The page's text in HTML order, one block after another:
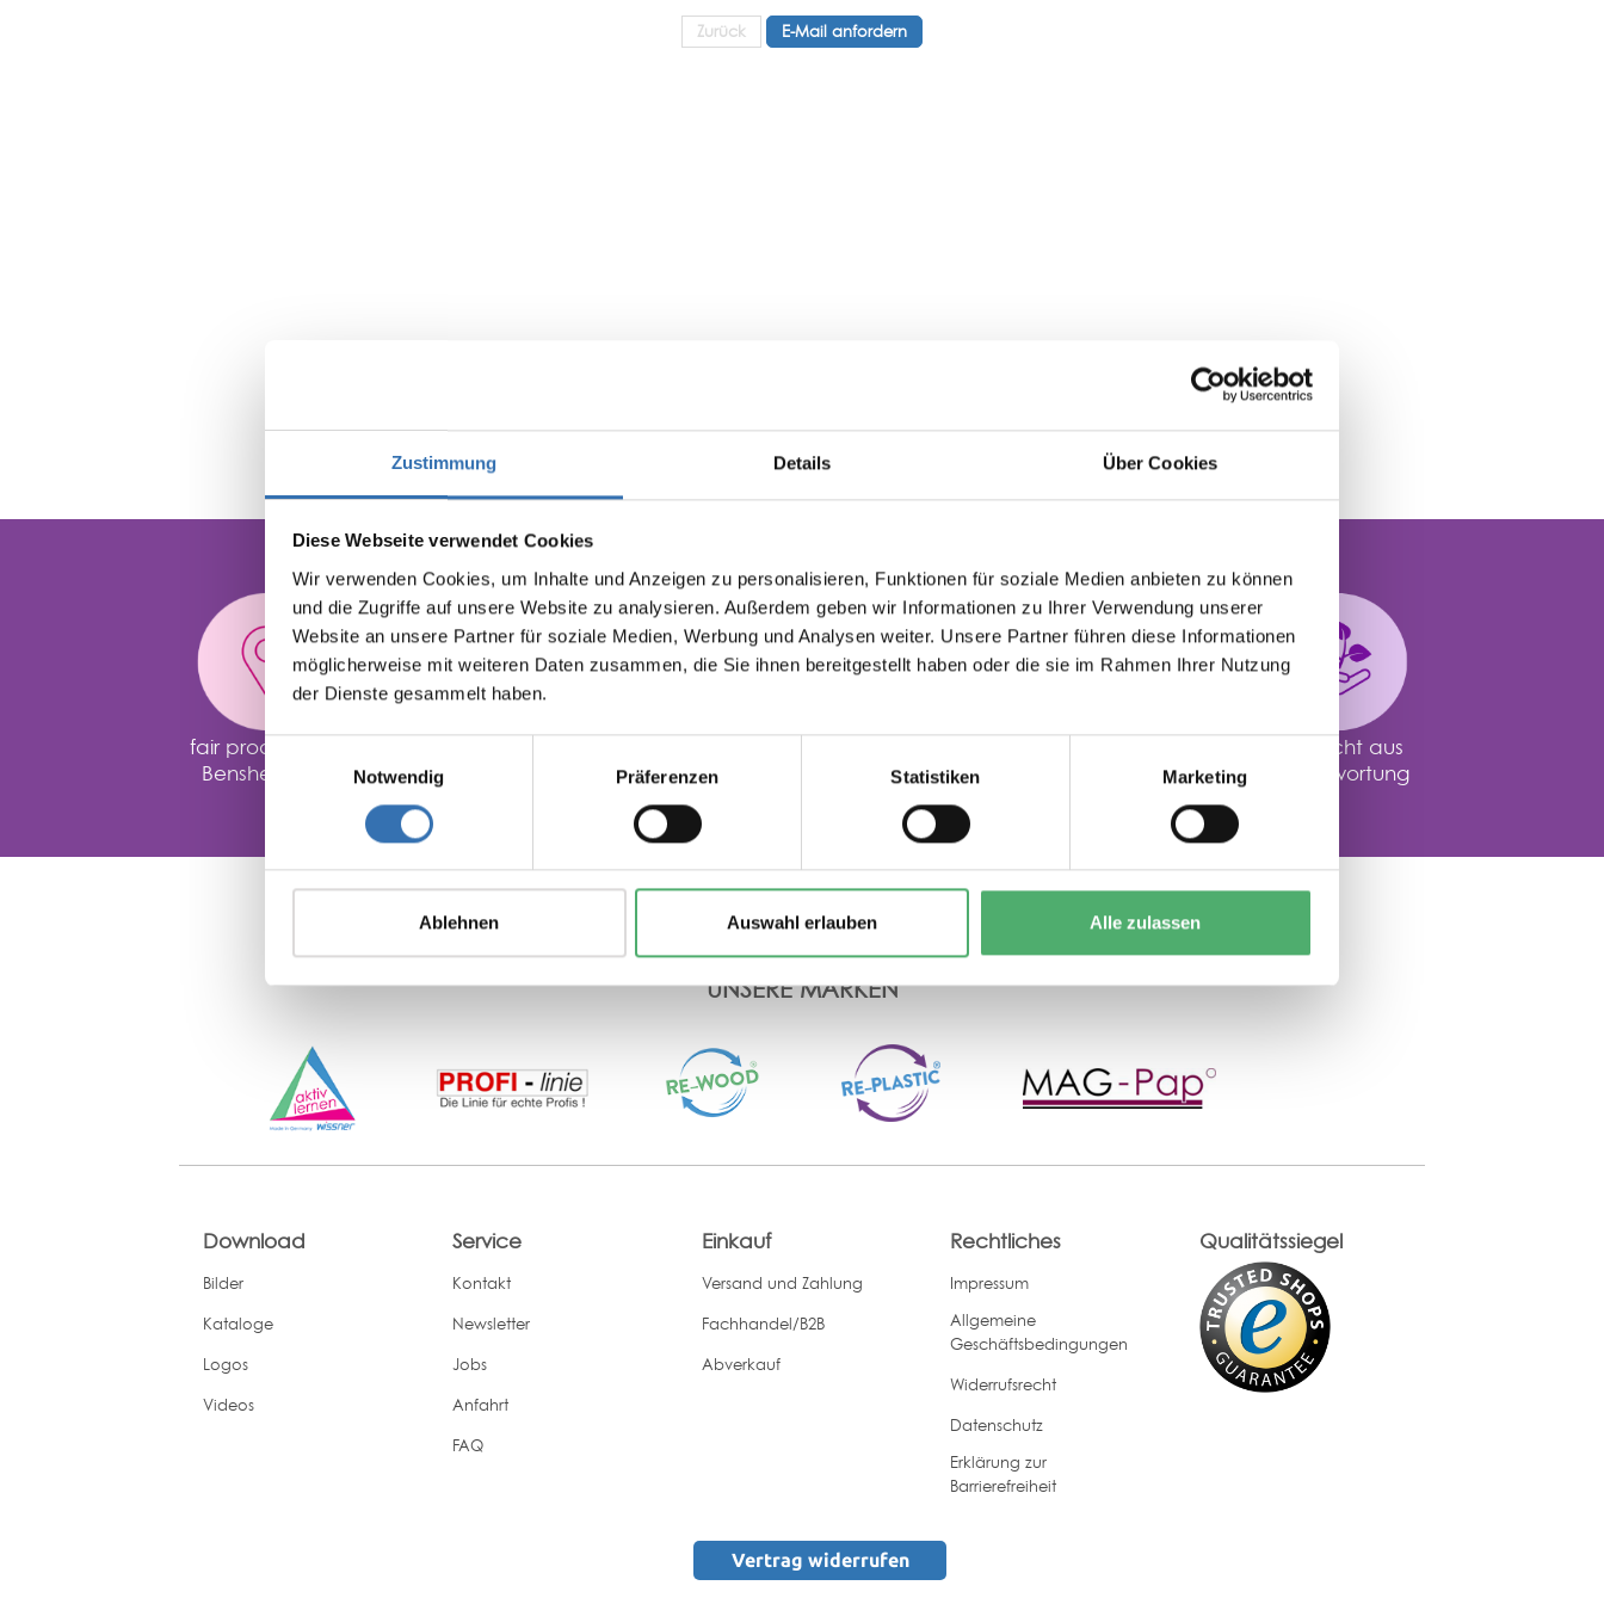
Zustimmung Details Über Cookies
Diese Webseite verwendet Cookies
Wir verwenden Cookies, um Inhalte und Anzeigen zu personalisieren, Funktionen für soziale Medien anbieten zu können
und die Zugriffe auf unsere Website zu analysieren. Außerdem geben wir Informationen zu Ihrer Verwendung unserer
Website an unsere Partner für soziale Medien, Werbung und Analysen weiter. Unsere Partner führen diese Informationen
möglicherweise mit weiteren Daten zusammen, die Sie ihnen bereitgestellt haben oder die sie im Rahmen Ihrer Nutzung
der Dienste gesammelt haben.
Einwilligungsauswahl
Notwendig
Präferenzen Statistiken Marketing
Ablehnen Auswahl erlauben Alle zulassen
Zurück E-Mail anfordern
fair produziert in
Bensheim, DE
gemacht aus
Verantwortung
UNSERE MARKEN
Download
Bilder
Kataloge
Logos
Videos
Service
Kontakt
Newsletter
Jobs
Anfahrt
FAQ
Einkauf
Versand und Zahlung
Fachhandel/B2B
Abverkauf
Rechtliches
Impressum
Allgemeine
Geschäftsbedingungen
Widerrufsrecht
Datenschutz
Erklärung zur
Barrierefreiheit
Qualitätssiegel
Vertrag widerrufen